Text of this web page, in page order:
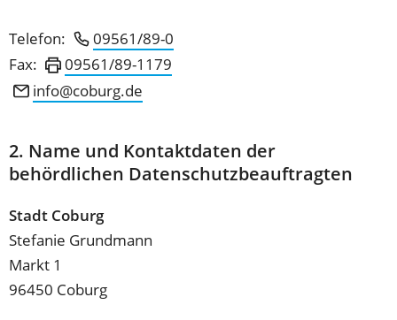
Telefon:
09561/89-0
Fax:
09561/89-1179
info
coburg de
2. Name und Kontaktdaten der
behördlichen Datenschutzbeauftragten
Stadt Coburg
Stefanie Grundmann
Markt 1
96450 Coburg